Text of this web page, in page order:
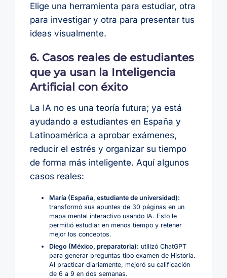
Elige una herramienta para estudiar, otra
para investigar y otra para presentar tus
ideas visualmente.
6. Casos reales de estudiantes
que ya usan la Inteligencia
Artificial con éxito
La IA no es una teoría futura; ya está
ayudando a estudiantes en España y
Latinoamérica a aprobar exámenes,
reducir el estrés y organizar su tiempo
de forma más inteligente. Aquí algunos
casos reales:
María (España, estudiante de universidad):
transformó sus apuntes de 30 páginas en un
mapa mental interactivo usando IA. Esto le
permitió estudiar en menos tiempo y retener
mejor los conceptos.
Diego (México, preparatoria): utilizó ChatGPT
para generar preguntas tipo examen de Historia.
Al practicar diariamente, mejoró su calificación
de 6 a 9 en dos semanas.